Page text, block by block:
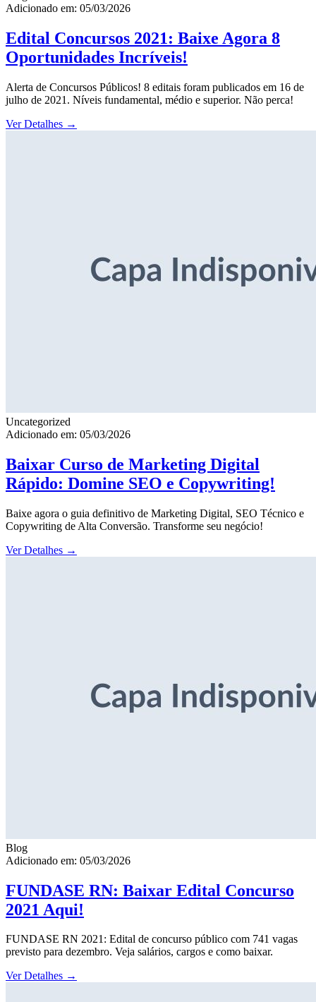
Adicionado em: 05/03/2026
Edital Concursos 2021: Baixe Agora 8
Oportunidades Incríveis!
Alerta de Concursos Públicos! 8 editais foram publicados em 16 de
julho de 2021. Níveis fundamental, médio e superior. Não perca!
Ver Detalhes →
Uncategorized
Adicionado em: 05/03/2026
Baixar Curso de Marketing Digital
Rápido: Domine SEO e Copywriting!
Baixe agora o guia definitivo de Marketing Digital, SEO Técnico e
Copywriting de Alta Conversão. Transforme seu negócio!
Ver Detalhes →
Blog
Adicionado em: 05/03/2026
FUNDASE RN: Baixar Edital Concurso
2021 Aqui!
FUNDASE RN 2021: Edital de concurso público com 741 vagas
previsto para dezembro. Veja salários, cargos e como baixar.
Ver Detalhes →